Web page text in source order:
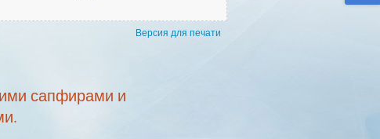
Версия для печати
сапфирами и